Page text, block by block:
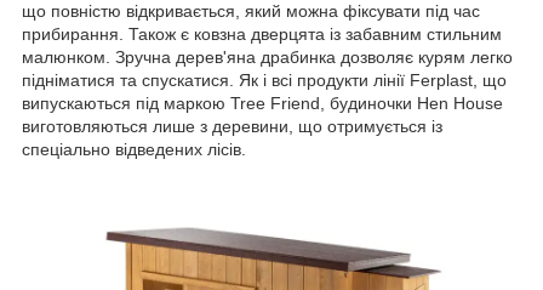
що повністю відкривається, який можна фіксувати під час
прибирання. Також є ковзна дверцята із забавним стильним
малюнком. Зручна дерев'яна драбинка дозволяє курям легко
підніматися та спускатися. Як і всі продукти лінії Ferplast, що
випускаються під маркою Tree Friend, будиночки Hen House
виготовляються лише з деревини, що отримується із
спеціально відведених лісів.